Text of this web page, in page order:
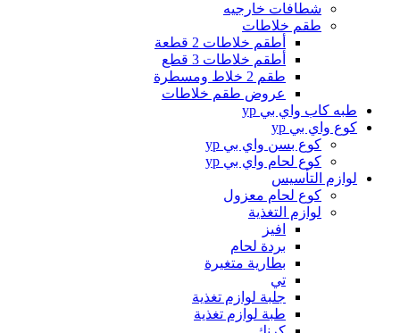
شطافات خارجيه
طقم خلاطات
أطقم خلاطات 2 قطعة
أطقم خلاطات 3 قطع
طقم 2 خلاط ومسطرة
عروض طقم خلاطات
طبه كاب واي بي yp
كوع واي بي yp
كوع بسن واي بي yp
كوع لحام واي بي yp
لوازم التأسيس
كوع لحام معزول
لوازم التغذية
افيز
بردة لحام
بطارية متغيرة
تي
جلبة لوازم تغذية
طبة لوازم تغذية